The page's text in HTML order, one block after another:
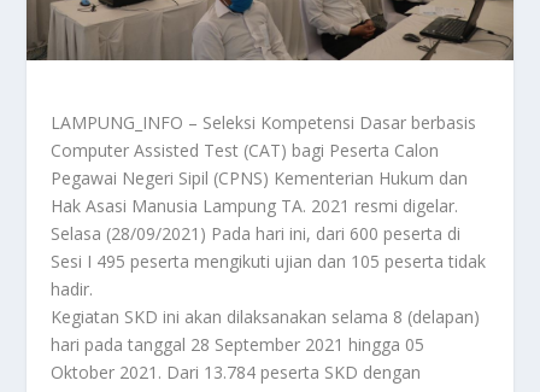
LAMPUNG_INFO – Seleksi Kompetensi Dasar berbasis
Computer Assisted Test (CAT) bagi Peserta Calon
Pegawai Negeri Sipil (CPNS) Kementerian Hukum dan
Hak Asasi Manusia Lampung TA. 2021 resmi digelar.
Selasa (28/09/2021) Pada hari ini, dari 600 peserta di
Sesi I 495 peserta mengikuti ujian dan 105 peserta tidak
hadir.
Kegiatan SKD ini akan dilaksanakan selama 8 (delapan)
hari pada tanggal 28 September 2021 hingga 05
Oktober 2021. Dari 13.784 peserta SKD dengan